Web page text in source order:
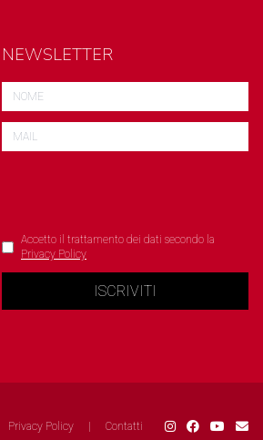
NEWSLETTER
Accetto il trattamento dei dati secondo la
Privacy Policy
ISCRIVITI
Privacy Policy Contatti